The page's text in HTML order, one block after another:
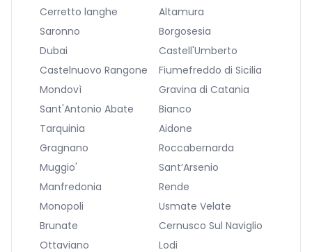
Cerretto langhe
Altamura
Saronno
Borgosesia
Dubai
Castell'Umberto
Castelnuovo Rangone
Fiumefreddo di Sicilia
Mondovì
Gravina di Catania
Sant'Antonio Abate
Bianco
Tarquinia
Aidone
Gragnano
Roccabernarda
Muggio'
Sant’Arsenio
Manfredonia
Rende
Monopoli
Usmate Velate
Brunate
Cernusco Sul Naviglio
Ottaviano
Lodi